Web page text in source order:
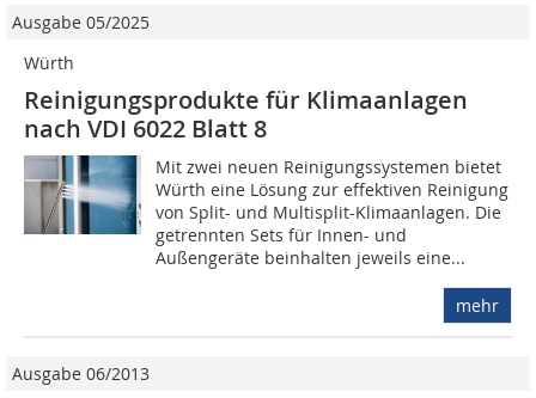
Ausgabe 05/2025
Würth
Reinigungsprodukte für Klimaanlagen
nach VDI 6022 Blatt 8
Mit zwei neuen Reinigungssystemen bietet
Würth eine Lösung zur effektiven Reinigung
von Split- und Multisplit-Klimaanlagen. Die
getrennten Sets für Innen- und
Außengeräte beinhalten jeweils eine...
mehr
Ausgabe 06/2013